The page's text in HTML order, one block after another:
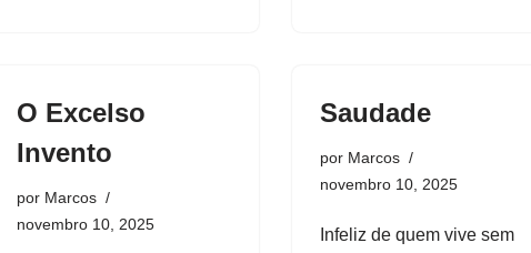
O Excelso
Invento
por Marcos
novembro 10, 2025
Saudade
por Marcos
novembro 10, 2025
Infeliz de quem vive sem